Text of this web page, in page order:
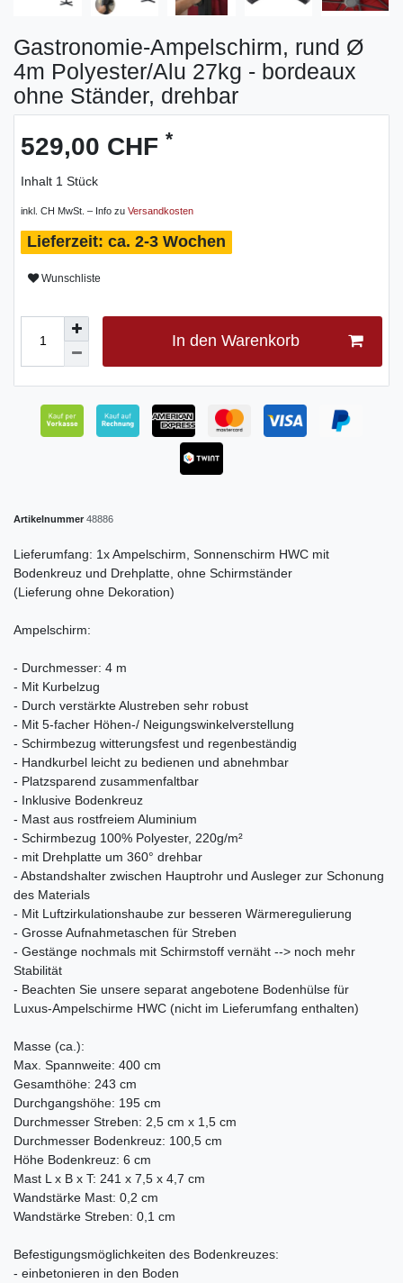
Gastronomie-Ampelschirm, rund Ø
4m Polyester/Alu 27kg - bordeaux
ohne Ständer, drehbar
529,00 CHF *
Inhalt 1 Stück
inkl. CH MwSt. – Info zu Versandkosten
ca. 2-3 Wochen
Wunschliste
In den Warenkorb
Artikelnummer 48886
Lieferumfang: 1x Ampelschirm, Sonnenschirm HWC mit
Bodenkreuz und Drehplatte, ohne Schirmständer
(Lieferung ohne Dekoration)
Ampelschirm:
- Durchmesser: 4 m
- Mit Kurbelzug
- Durch verstärkte Alustreben sehr robust
- Mit 5-facher Höhen-/ Neigungswinkelverstellung
- Schirmbezug witterungsfest und regenbeständig
- Handkurbel leicht zu bedienen und abnehmbar
- Platzsparend zusammenfaltbar
- Inklusive Bodenkreuz
- Mast aus rostfreiem Aluminium
- Schirmbezug 100% Polyester, 220g/m²
- mit Drehplatte um 360° drehbar
- Abstandshalter zwischen Hauptrohr und Ausleger zur Schonung
des Materials
- Mit Luftzirkulationshaube zur besseren Wärmeregulierung
- Grosse Aufnahmetaschen für Streben
- Gestänge nochmals mit Schirmstoff vernäht --> noch mehr
Stabilität
- Beachten Sie unsere separat angebotene Bodenhülse für
Luxus-Ampelschirme HWC (nicht im Lieferumfang enthalten)
Masse (ca.):
Max. Spannweite: 400 cm
Gesamthöhe: 243 cm
Durchgangshöhe: 195 cm
Durchmesser Streben: 2,5 cm x 1,5 cm
Durchmesser Bodenkreuz: 100,5 cm
Höhe Bodenkreuz: 6 cm
Mast L x B x T: 241 x 7,5 x 4,7 cm
Wandstärke Mast: 0,2 cm
Wandstärke Streben: 0,1 cm
Befestigungsmöglichkeiten des Bodenkreuzes:
- einbetonieren in den Boden